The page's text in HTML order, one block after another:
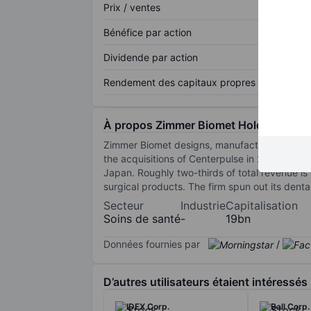
Prix / ventes
Bénéfice par action
Dividende par action
Rendement des capitaux propres
À propos Zimmer Biomet Holdings Inc.
Zimmer Biomet designs, manufactures, and
the acquisitions of Centerpulse in 2003 and
Japan. Roughly two-thirds of total revenue
surgical products. The firm spun out its
Secteur
Soins de santé
Industrie
-
Capitalisation
19bn
Données fournies par /
D’autres utilisateurs étaient intéressés
IDEX Corp. Ball Corp.